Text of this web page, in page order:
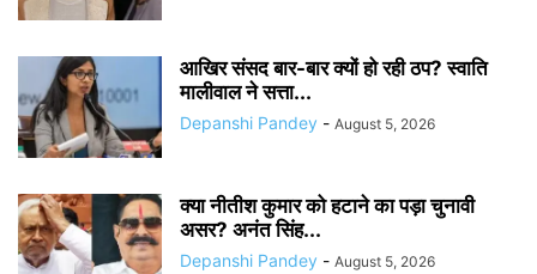
आखिर संसद बार-बार क्यों हो रही ठप? स्वाति
मालीवाल ने सत्ता...
Depanshi Pandey - August 5, 2026
क्या नीतीश कुमार को हटाने का पड़ा चुनावी
असर? अनंत सिंह...
Depanshi Pandey - August 5, 2026